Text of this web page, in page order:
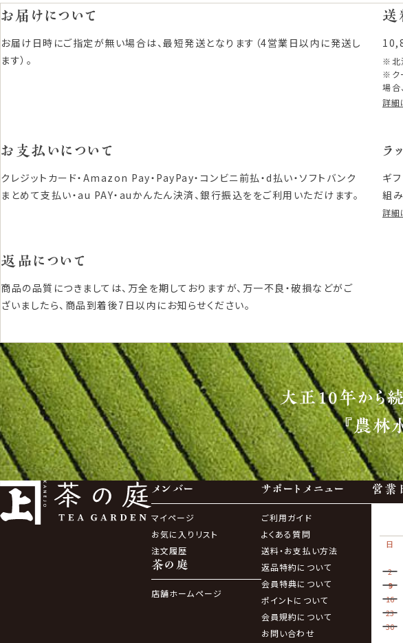
お届けについて
お届け日時にご指定が無い場合は、最短発送となります（4営業日以内に発送し
ます）。
送
※北
※ク
場合
詳細
お支払いについて
クレジットカード・Amazon Pay・PayPay・コンビニ前払・d払い・ソフトバンク
まとめて支払い・au PAY・auかんたん決済、銀行振込ををご利用いただけます。
ラ
ギ
組
詳細
返品について
商品の品質につきましては、万全を期しておりますが、万一不良・破損などがご
ざいましたら、商品到着後7日以内にお知らせください。
大正10年から続
『農林
メンバー
マイページ
お気に入りリスト
注文履歴
茶の庭
店舗ホームページ
サポートメニュー
ご利用ガイド
よくある質問
送料・お支払い方法
返品特約について
会員特典について
ポイントについて
会員規約について
お問い合わせ
営業
日
2
9
16
23
30